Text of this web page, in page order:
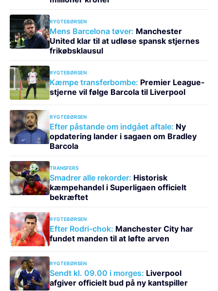
RYGTEBØRSEN
Mens Barcelona tøver: Manchester
United klar til at udløse spansk stjernes
frikøbsklausul
RYGTEBØRSEN
Kæmpe transferbombe: Premier League-
stjerne vil følge Barcola til Liverpool
RYGTEBØRSEN
Efter påstande om indgået aftale: Ny
opdatering lander i sagaen om Bradley
Barcola
TRANSFERS
Smadrer alle rekorder: Historisk
kæmpehandel i Superligaen officielt
bekræftet
RYGTEBØRSEN
Efter Rodri-chok: Manchester City har
fundet manden til at løfte arven
RYGTEBØRSEN
Sendt kl. 09.00 i morges: Liverpool
afgiver officielt bud på ny kantspiller